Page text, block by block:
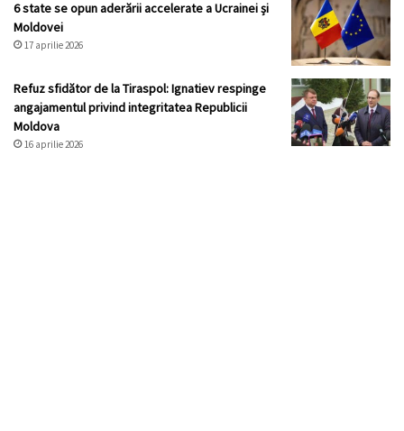
6 state se opun aderării accelerate a Ucrainei și
Moldovei
17 aprilie 2026
Refuz sfidător de la Tiraspol: Ignatiev respinge
angajamentul privind integritatea Republicii
Moldova
16 aprilie 2026